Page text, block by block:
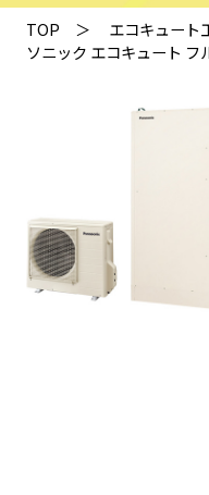
TOP エコキュート
ソニック エコキュート フ